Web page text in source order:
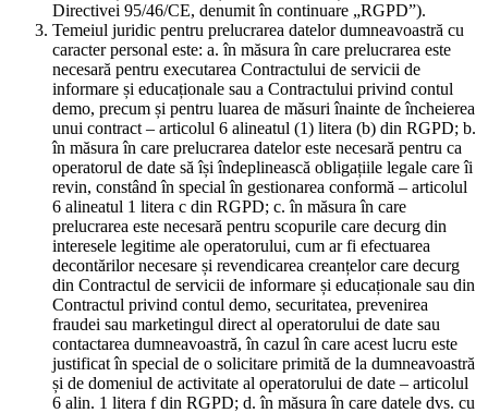
Directivei 95/46/CE, denumit în continuare „RGPD”).
Temeiul juridic pentru prelucrarea datelor dumneavoastră cu
caracter personal este: a. în măsura în care prelucrarea este
necesară pentru executarea Contractului de servicii de
informare și educaționale sau a Contractului privind contul
demo, precum și pentru luarea de măsuri înainte de încheierea
unui contract – articolul 6 alineatul (1) litera (b) din RGPD; b.
în măsura în care prelucrarea datelor este necesară pentru ca
operatorul de date să își îndeplinească obligațiile legale care îi
revin, constând în special în gestionarea conformă – articolul
6 alineatul 1 litera c din RGPD; c. în măsura în care
prelucrarea este necesară pentru scopurile care decurg din
interesele legitime ale operatorului, cum ar fi efectuarea
decontărilor necesare și revendicarea creanțelor care decurg
din Contractul de servicii de informare și educaționale sau din
Contractul privind contul demo, securitatea, prevenirea
fraudei sau marketingul direct al operatorului de date sau
contactarea dumneavoastră, în cazul în care acest lucru este
justificat în special de o solicitare primită de la dumneavoastră
și de domeniul de activitate al operatorului de date – articolul
6 alin. 1 litera f din RGPD; d. în măsura în care datele dvs. cu